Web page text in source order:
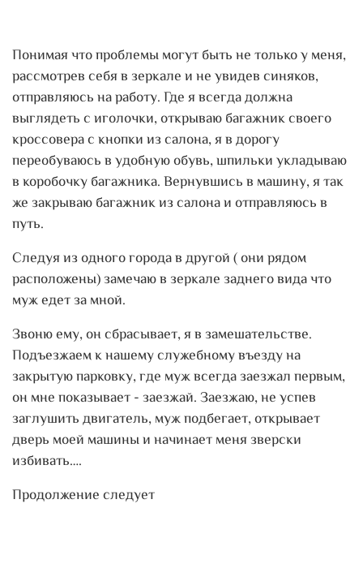
Понимая что проблемы могут быть не только у меня,
рассмотрев себя в зеркале и не увидев синяков,
отправляюсь на работу. Где я всегда должна
выглядеть с иголочки, открываю багажник своего
кроссовера с кнопки из салона, я в дорогу
переобуваюсь в удобную обувь, шпильки укладываю
в коробочку багажника. Вернувшись в машину, я так
же закрываю багажник из салона и отправляюсь в
путь.
Следуя из одного города в другой ( они рядом
расположены) замечаю в зеркале заднего вида что
муж едет за мной.
Звоню ему, он сбрасывает, я в замешательстве.
Подъезжаем к нашему служебному въезду на
закрытую парковку, где муж всегда заезжал первым,
он мне показывает - заезжай. Заезжаю, не успев
заглушить двигатель, муж подбегает, открывает
дверь моей машины и начинает меня зверски
избивать….
Продолжение следует